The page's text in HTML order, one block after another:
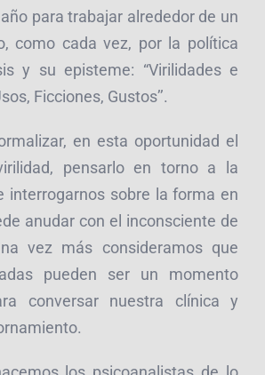
para trabajar alrededor de un
como cada vez, por la política
y su episteme: “Virilidades e
Ficciones, Gustos’’.
en esta oportunidad el
pensarlo en torno a la
interrogarnos sobre la forma en
anudar con el inconsciente de
vez más consideramos que
pueden ser un momento
conversar nuestra clínica y